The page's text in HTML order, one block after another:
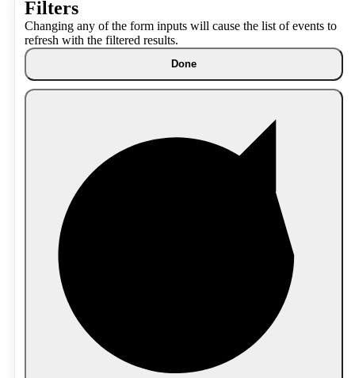
Filters
Changing any of the form inputs will cause the list of events to
refresh with the filtered results.
Done